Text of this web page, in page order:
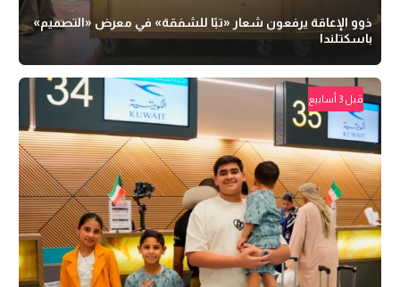
ذوو الإعاقة يرفعون شعار «تبًا للشفقة» في معرض «التصميم»
باسكتلندا
قبل 3 أسابيع